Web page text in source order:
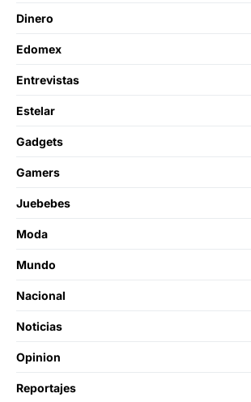
Dinero
Edomex
Entrevistas
Estelar
Gadgets
Gamers
Juebebes
Moda
Mundo
Nacional
Noticias
Opinion
Reportajes